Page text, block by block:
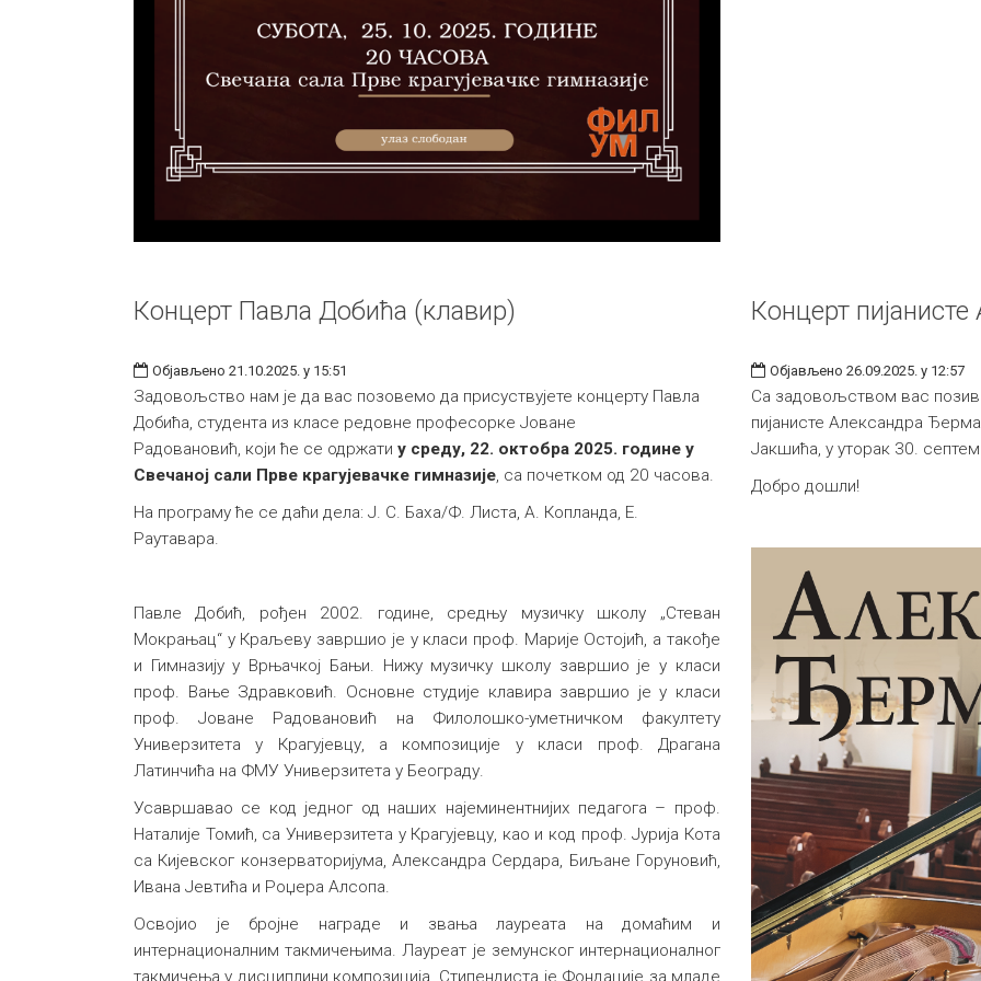
Концерт Павла Добића (клавир)
Објављено 21.10.2025. у 15:51
Задовољство нам је да вас позовемо да присуствујете концерту Павла
Добића, студента из класе редовне професорке Јоване
Радовановић, који ће се одржати у среду, 22. октобра 2025. године у
Свечаној сали Прве крагујевачке гимназије, са почетком од 20 часова.
На програму ће се даћи дела: Ј. С. Баха/Ф. Листа, A. Копланда, Е.
Раутавара.
Павле Добић, рођен 2002. године, средњу музичку школу „Стеван
Мокрањац“ у Краљеву завршио је у класи проф. Марије Остојић, а такође
и Гимназију у Врњачкој Бањи. Нижу музичку школу завршио је у класи
проф. Вање Здравковић. Основне студије клавира завршио је у класи
проф. Јоване Радовановић на Филолошко-уметничком факултету
Универзитета у Крагујевцу, а композиције у класи проф. Драгана
Латинчића на ФМУ Универзитета у Београду.
Усавршавао се код једног од наших најеминентнијих педагога – проф.
Наталије Томић, са Универзитета у Крагујевцу, као и код проф. Јурија Кота
са Кијевског конзерваторијума, Александра Сердара, Биљане Горуновић,
Ивана Јевтића и Роџера Алсопа.
Освојио је бројне награде и звања лауреата на домаћим и
интернационалним такмичењима. Лауреат је земунског интернационалног
Концерт
Објављено 26.09.2025. у 12:57
Са задовољством вас
пијанисте Александра
Јакшића, у уторак 30.
Добро дошли!